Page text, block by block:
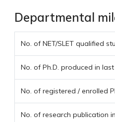
Departmental
No. of NET/SLET qualified
No. of Ph.D. produced in
No. of registered / enrolled
No. of research publication